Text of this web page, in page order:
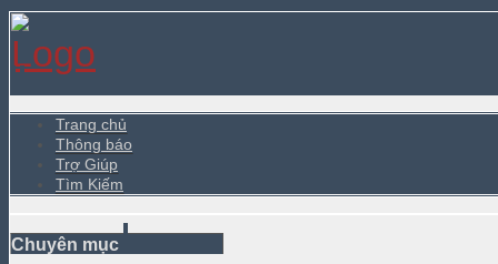
Trang chủ
Thông báo
Trợ Giúp
Tìm Kiếm
Chuyên mục